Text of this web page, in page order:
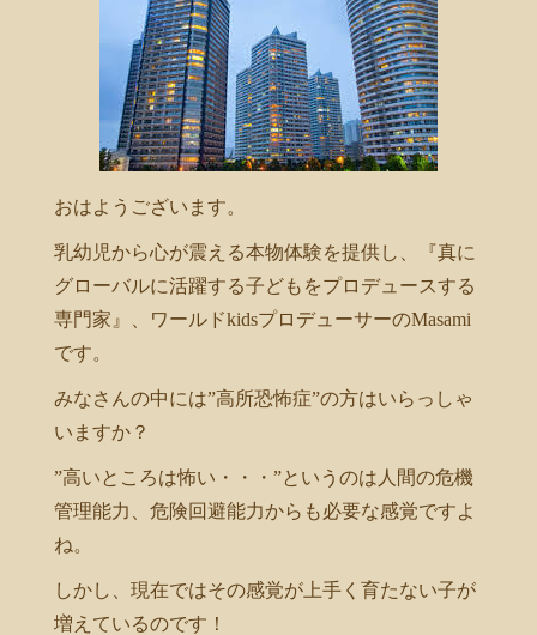
おはようございます。
乳幼児から心が震える本物体験を提供し、『真に
グローバルに活躍する子どもをプロデュースする
専門家』、ワールドkidsプロデューサーのMasami
です。
みなさんの中には”高所恐怖症”の方はいらっしゃ
いますか？
”高いところは怖い・・・”というのは人間の危機
管理能力、危険回避能力からも必要な感覚ですよ
ね。
しかし、現在ではその感覚が上手く育たない子が
増えているのです！